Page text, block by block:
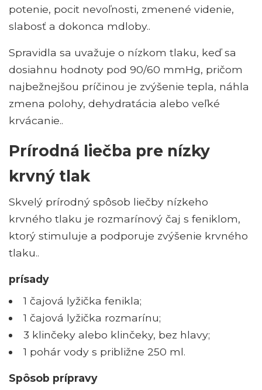
potenie, pocit nevoľnosti, zmenené videnie,
slabosť a dokonca mdloby..
Spravidla sa uvažuje o nízkom tlaku, keď sa
dosiahnu hodnoty pod 90/60 mmHg, pričom
najbežnejšou príčinou je zvýšenie tepla, náhla
zmena polohy, dehydratácia alebo veľké
krvácanie..
Prírodná liečba pre nízky
krvný tlak
Skvelý prírodný spôsob liečby nízkeho
krvného tlaku je rozmarínový čaj s feniklom,
ktorý stimuluje a podporuje zvýšenie krvného
tlaku..
prísady
1 čajová lyžička fenikla;
1 čajová lyžička rozmarínu;
3 klinčeky alebo klinčeky, bez hlavy;
1 pohár vody s približne 250 ml.
Spôsob prípravy